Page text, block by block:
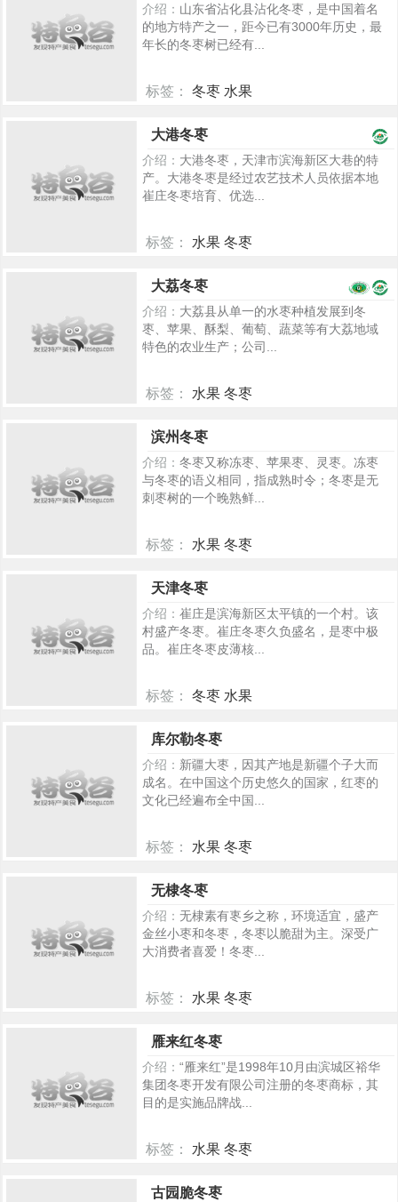
介绍： 山东省沾化县沾化冬枣，是中国着名
的地方特产之一，距今已有3000年历史，最
年长的冬枣树已经有...
标签： 冬枣 水果
大港冬枣
介绍： 大港冬枣，天津市滨海新区大巷的特
产。大港冬枣是经过农艺技术人员依据本地
崔庄冬枣培育、优选...
标签： 水果 冬枣
大荔冬枣
介绍： 大荔县从单一的水枣种植发展到冬
枣、苹果、酥梨、葡萄、蔬菜等有大荔地域
特色的农业生产；公司...
标签： 水果 冬枣
滨州冬枣
介绍： 冬枣又称冻枣、苹果枣、灵枣。冻枣
与冬枣的语义相同，指成熟时令；冬枣是无
刺枣树的一个晚熟鲜...
标签： 水果 冬枣
天津冬枣
介绍： 崔庄是滨海新区太平镇的一个村。该
村盛产冬枣。崔庄冬枣久负盛名，是枣中极
品。崔庄冬枣皮薄核...
标签： 冬枣 水果
库尔勒冬枣
介绍： 新疆大枣，因其产地是新疆个子大而
成名。在中国这个历史悠久的国家，红枣的
文化已经遍布全中国...
标签： 水果 冬枣
无棣冬枣
介绍： 无棣素有栆乡之称，环境适宜，盛产
金丝小枣和冬枣，冬枣以脆甜为主。深受广
大消费者喜爱！冬枣...
标签： 水果 冬枣
雁来红冬枣
介绍： “雁来红”是1998年10月由滨城区裕华
集团冬枣开发有限公司注册的冬枣商标，其
目的是实施品牌战...
标签： 水果 冬枣
古园脆冬枣